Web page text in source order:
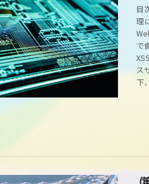
目
理
で
ス
下